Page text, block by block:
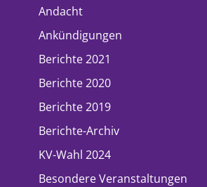
Andacht
Ankündigungen
Berichte 2021
Berichte 2020
Berichte 2019
Berichte-Archiv
KV-Wahl 2024
Besondere Veranstaltungen